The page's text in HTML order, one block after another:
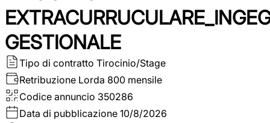
GESTIONALE
Tipo di contratto Tirocinio/Stage
Retribuzione Lorda 800 mensile
Codice annuncio 350286
Data di pubblicazione 10/8/2026